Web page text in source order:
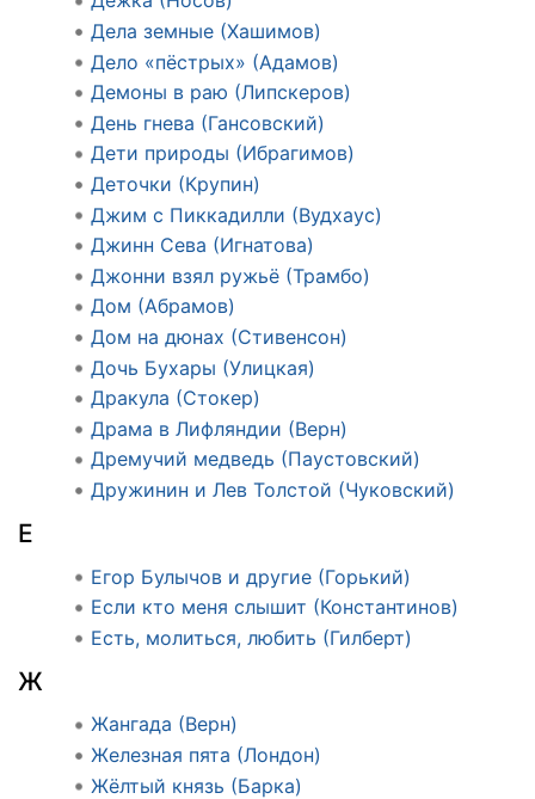
Дела земные (Хашимов)
Дело «пёстрых» (Адамов)
Демоны в раю (Липскеров)
День гнева (Гансовский)
Дети природы (Ибрагимов)
Деточки (Крупин)
Джим с Пиккадилли (Вудхаус)
Джинн Сева (Игнатова)
Джонни взял ружьё (Трамбо)
Дом (Абрамов)
Дом на дюнах (Стивенсон)
Дочь Бухары (Улицкая)
Дракула (Стокер)
Драма в Лифляндии (Верн)
Дремучий медведь (Паустовский)
Дружинин и Лев Толстой (Чуковский)
Е
Егор Булычов и другие (Горький)
Если кто меня слышит (Константинов)
Есть, молиться, любить (Гилберт)
Ж
Жангада (Верн)
Железная пята (Лондон)
Жёлтый князь (Барка)